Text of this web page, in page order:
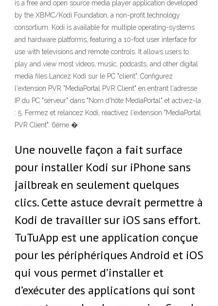
is a free and open source media player application developed
by the XBMC/Kodi Foundation, a non-profit technology
consortium. Kodi is available for multiple operating-systems
and hardware platforms, featuring a 10-foot user interface for
use with televisions and remote controls. It allows users to
play and view most videos, music, podcasts, and other digital
media files Lancez Kodi sur le PC "client". Configurez
l'extension PVR "MediaPortal PVR Client" en entrant l'adresse
IP du PC "serveur" dans "Nom d'hôte MediaPortal" et activez-la
: 5. Fermez et relancez Kodi, réactivez l'extension "MediaPortal
PVR Client". 6ème �
Une nouvelle façon a fait surface
pour installer Kodi sur iPhone sans
jailbreak en seulement quelques
clics. Cette astuce devrait permettre à
Kodi de travailler sur iOS sans effort.
TuTuApp est une application conçue
pour les périphériques Android et iOS
qui vous permet d’installer et
d’exécuter des applications qui sont